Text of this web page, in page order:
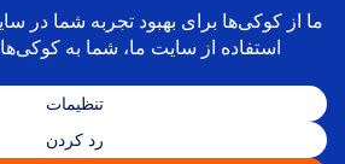
ما را در اینستاگرام
© 2026